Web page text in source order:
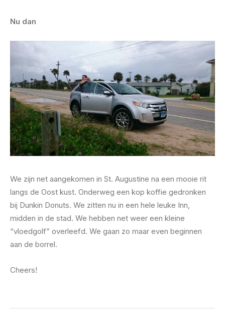
Nu dan
We zijn net aangekomen in St. Augustine na een mooie rit
langs de Oost kust. Onderweg een kop koffie gedronken
bij Dunkin Donuts. We zitten nu in een hele leuke Inn,
midden in de stad. We hebben net weer een kleine
“vloedgolf” overleefd. We gaan zo maar even beginnen
aan de borrel.
Cheers!